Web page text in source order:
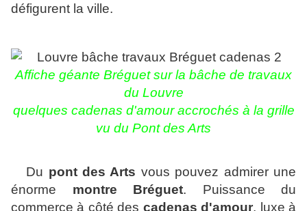
défigurent la ville.
Affiche géante Bréguet sur la bâche de travaux
du Louvre
quelques cadenas d'amour accrochés à la grille
vu du Pont des Arts
Du pont des Arts vous pouvez admirer une
énorme montre Bréguet. Puissance du
commerce à côté des cadenas d'amour, luxe à